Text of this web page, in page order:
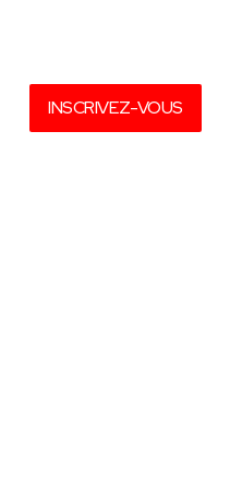
INSCRIVEZ-VOUS